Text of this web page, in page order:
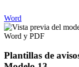
Word
Plantillas de